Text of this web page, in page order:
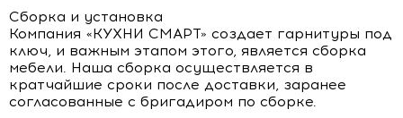
Сборка и установка
Компания «КУХНИ СМАРТ» создает гарнитуры под
ключ, и важным этапом этого, является сборка
мебели. Наша сборка осуществляется в
кратчайшие сроки после доставки, заранее
согласованные с бригадиром по сборке.